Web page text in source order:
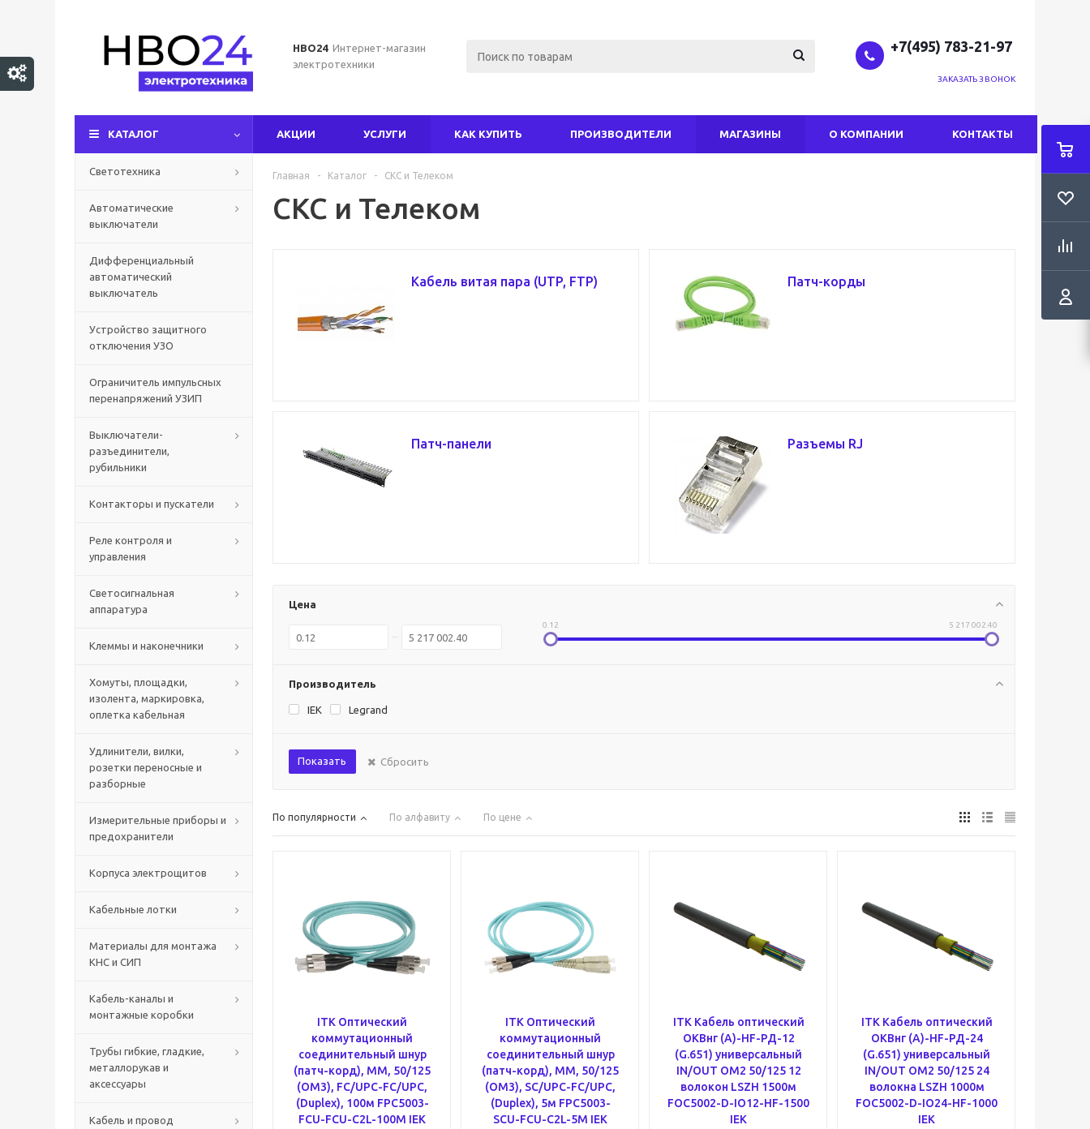
НВО24 Интернет-магазин
электротехники
+7(495) 783-21-97
ЗАКАЗАТЬ ЗВОНОК
КАТАЛОГ АКЦИИ УСЛУГИ КАК КУПИТЬ ПРОИЗВОДИТЕЛИ МАГАЗИНЫ О КОМПАНИИ КОНТАКТЫ
Светотехника
Автоматические
выключатели
Дифференциальный
автоматический
выключатель
Устройство защитного
отключения УЗО
Ограничитель импульсных
перенапряжений УЗИП
Выключатели-
разъединители,
рубильники
Контакторы и пускатели
Реле контроля и
управления
Светосигнальная
аппаратура
Клеммы и наконечники
Хомуты, площадки,
изолента, маркировка,
оплетка кабельная
Удлинители, вилки,
розетки переносные и
разборные
Измерительные приборы и
предохранители
Корпуса электрощитов
Кабельные лотки
Материалы для монтажа
КНС и СИП
Кабель-каналы и
монтажные коробки
Трубы гибкие, гладкие,
металлорукав и
аксессуары
Кабель и провод
Главная - Каталог - СКС и Телеком
СКС и Телеком
Кабель витая пара (UTP, FTP) Патч-корды
Патч-панели Разъемы RJ
Цена
0.12 5 217 002.40
Производитель
IEK Legrand
Показать Сбросить
По популярности По алфавиту По цене
ITK Оптический
коммутационный
соединительный шнур
(патч-корд), MM, 50/125
(OM3), FC/UPC-FC/UPC,
(Duplex), 100м FPC5003-
FCU-FCU-C2L-100M IEK
ITK Оптический
коммутационный
соединительный шнур
(патч-корд), MM, 50/125
(OM3), SC/UPC-FC/UPC,
(Duplex), 5м FPC5003-
SCU-FCU-C2L-5M IEK
ITK Кабель оптический
ОКВнг (А)-HF-РД-12
(G.651) универсальный
IN/OUT OM2 50/125 12
волокон LSZH 1500м
FOC5002-D-IO12-HF-1500
IEK
ITK Кабель оптический
ОКВнг (А)-HF-РД-24
(G.651) универсальный
IN/OUT OM2 50/125 24
волокна LSZH 1000м
FOC5002-D-IO24-HF-1000
IEK